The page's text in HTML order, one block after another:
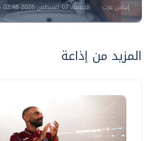
إيناس عزت الجمعة، 07 اغسطس 2026 02:48 م
المزيد من إذاعة